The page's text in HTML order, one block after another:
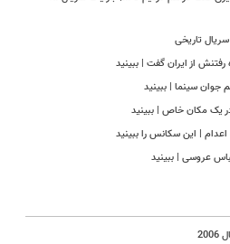
تاریخی
از ایران گفت | ببینید
جوان سینما | ببینید
یک مکان خاص | ببینید